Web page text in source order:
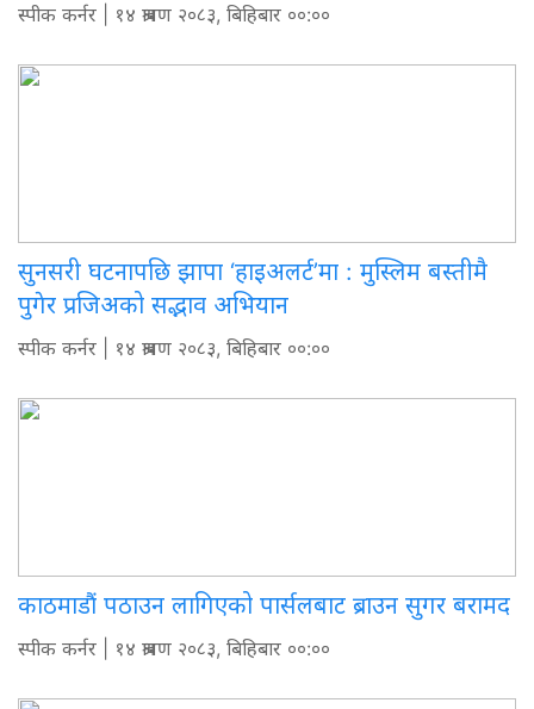
स्पीक कर्नर | १४ श्रावण २०८३, बिहिबार ००:००
सुनसरी घटनापछि झापा ‘हाइअलर्ट’मा : मुस्लिम बस्तीमै
पुगेर प्रजिअको सद्भाव अभियान
स्पीक कर्नर | १४ श्रावण २०८३, बिहिबार ००:००
काठमाडौं पठाउन लागिएको पार्सलबाट ब्राउन सुगर बरामद
स्पीक कर्नर | १४ श्रावण २०८३, बिहिबार ००:००